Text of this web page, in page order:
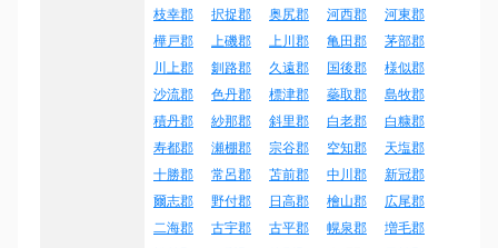
枝幸郡
択捉郡 奥尻郡 河西郡
河東郡
樺戸郡
上磯郡 上川郡 亀田郡
茅部郡
川上郡
釧路郡 久遠郡 国後郡
様似郡
沙流郡
色丹郡 標津郡 蘂取郡
島牧郡
積丹郡
紗那郡 斜里郡 白老郡
白糠郡
寿都郡
瀬棚郡 宗谷郡 空知郡
天塩郡
十勝郡
常呂郡 苫前郡 中川郡
新冠郡
爾志郡
野付郡 日高郡 檜山郡
広尾郡
二海郡
古宇郡 古平郡 幌泉郡
増毛郡